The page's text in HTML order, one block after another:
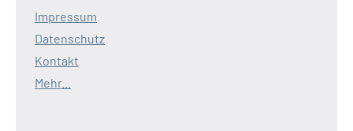
Impressum
Datenschutz
Kontakt
Mehr...